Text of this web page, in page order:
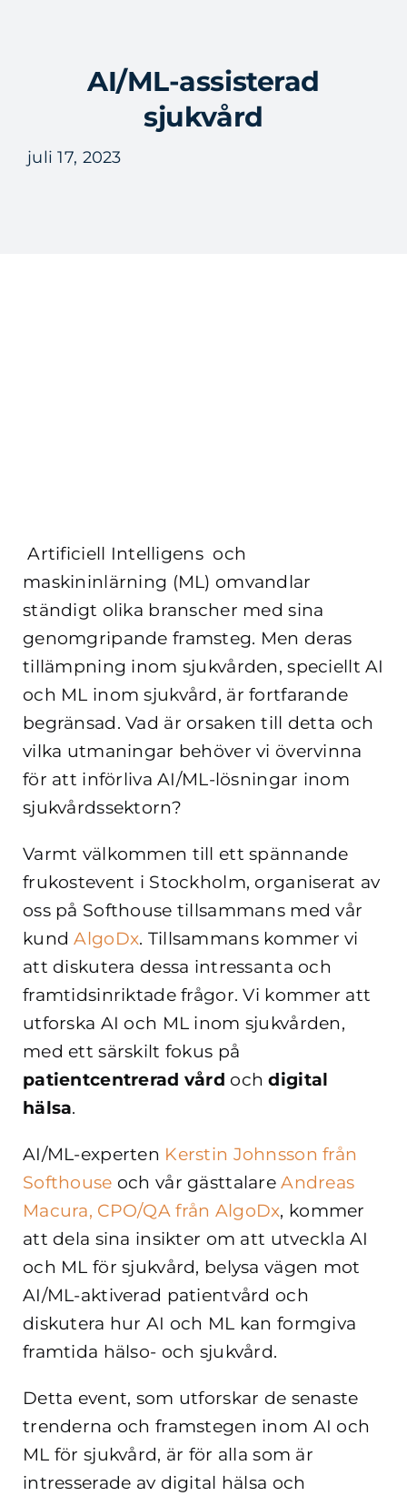
AI/ML-assisterad
sjukvård
juli 17, 2023
Artificiell Intelligens och
maskininlärning (ML) omvandlar
ständigt olika branscher med sina
genomgripande framsteg. Men deras
tillämpning inom sjukvården, speciellt AI
och ML inom sjukvård, är fortfarande
begränsad. Vad är orsaken till detta och
vilka utmaningar behöver vi övervinna
för att införliva AI/ML-lösningar inom
sjukvårdssektorn?
Varmt välkommen till ett spännande
frukostevent i Stockholm, organiserat av
oss på Softhouse tillsammans med vår
kundAlgoDx. Tillsammans kommer vi
att diskutera dessa intressanta och
framtidsinriktade frågor. Vi kommer att
utforska AI och ML inom sjukvården,
med ett särskilt fokus på
patientcentrerad vård ochdigital
hälsa.
AI/ML-experten Kerstin Johnsson från
Softhouse och vår gästtalareAndreas
Macura, CPO/QA från AlgoDx, kommer
att dela sina insikter om att utveckla AI
och ML för sjukvård, belysa vägen mot
AI/ML-aktiverad patientvård och
diskutera hur AI och ML kan formgiva
framtida hälso- och sjukvård.
Detta event, som utforskar de senaste
trenderna och framstegen inom AI och
ML för sjukvård, är för alla som är
intresserade av digital hälsa och